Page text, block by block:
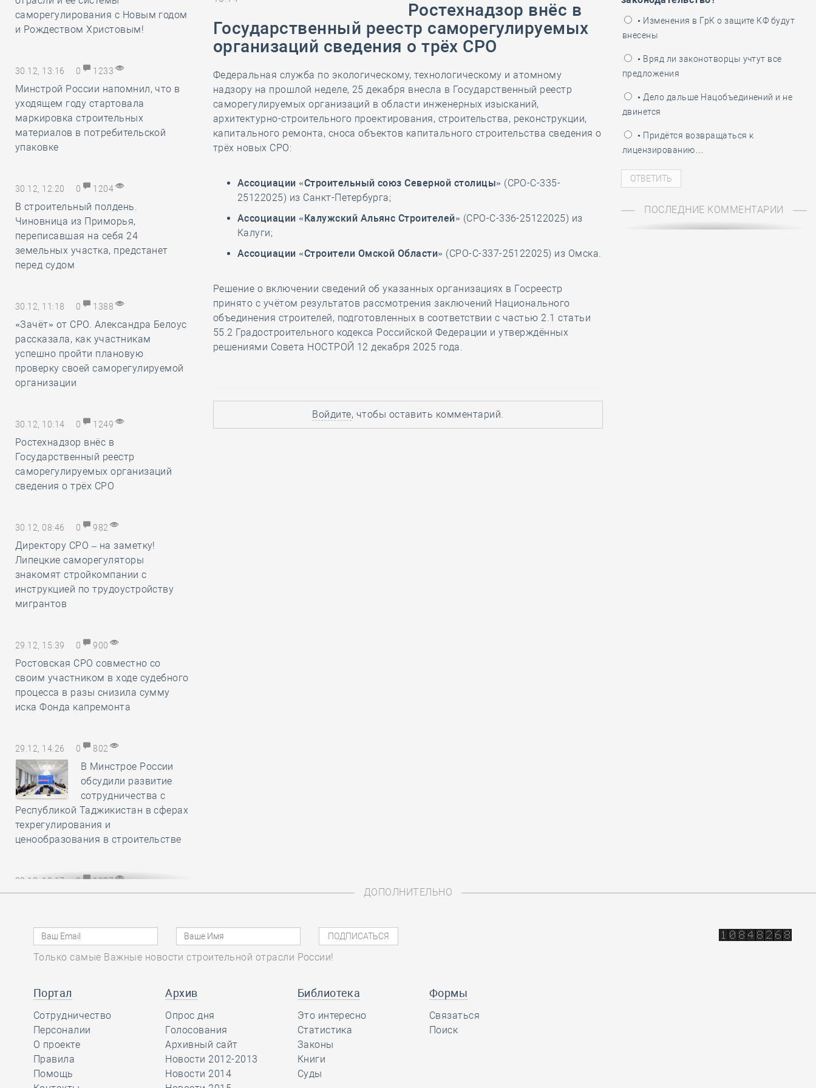
28 мая -День пограничника
саморегулирования с Новым годом
и Рождеством Христовым!
30.12, 13:16 0 1233
Минстрой России напомнил, что в
уходящем году стартовала
маркировка строительных
материалов в потребительской
упаковке
30.12, 12:20 0 1204
В строительный полдень.
Чиновница из Приморья,
переписавшая на себя 24
земельных участка, предстанет
перед судом
30.12, 11:18 0 1388
«Зачёт» от СРО. Александра Белоус
рассказала, как участникам
успешно пройти плановую
проверку своей саморегулируемой
организации
30.12, 10:14 0 1249
Ростехнадзор внёс в
Государственный реестр
саморегулируемых организаций
сведения о трёх СРО
30.12, 08:46 0 982
Директору СРО – на заметку!
Липецкие саморегуляторы
знакомят стройкомпании с
инструкцией по трудоустройству
мигрантов
29.12, 15:39 0 900
Ростовская СРО совместно со
своим участником в ходе судебного
процесса в разы снизила сумму
иска Фонда капремонта
29.12, 14:26 0 802
В Минстрое России
обсудили развитие
сотрудничества с
Республикой Таджикистан в сферах
техрегулирования и
ценообразования в строительстве
29.12, 13:17 0 1127
членов Единый стандарт
рассмотрения жалоб на
специалистов НРС
29.12, 12:20
В строительный полдень. Сразу две
станции новой линии метро
открыли в Культурной столице
Ростехнадзор внёс в
Государственный реестр саморегулируемых
организаций сведения о трёх СРО
Федеральная служба по экологическому, технологическому и атомному
надзору на прошлой неделе, 25 декабря внесла в Государственный реестр
саморегулируемых организаций в области инженерных изысканий,
архитектурно-строительного проектирования, строительства, реконструкции,
капитального ремонта, сноса объектов капитального строительства сведения о
трёх новых СРО:
Ассоциации «Строительный союз Северной столицы» (СРО-С-335-
25122025) из Санкт-Петербурга;
Ассоциации «Калужский Альянс Строителей» (СРО-С-336-25122025) из
Калуги;
Ассоциации «Строители Омской Области» (СРО-С-337-25122025) из Омска.
Решение о включении сведений об указанных организациях в Госреестр
принято с учётом результатов рассмотрения заключений Национального
объединения строителей, подготовленных в соответствии с частью 2.1 статьи
55.2 Градостроительного кодекса Российской Федерации и утверждённых
решениями Совета НОСТРОЙ 12 декабря 2025 года.
Войдите, чтобы оставить комментарий.
• Изменения в ГрК о защите КФ будут
внесены
• Вряд ли законотворцы учтут все
предложения
• Дело дальше Нацобъединений и не
двинется
• Придётся возвращаться к
лицензированию…
ПОСЛЕДНИЕ КОММЕНТАРИИ
ДОПОЛНИТЕЛЬНО
Только самые Важные новости строительной отрасли России!
Портал
Сотрудничество
Персоналии
О проекте
Правила
Помощь
Архив
Опрос дня
Голосования
Архивный сайт
Новости 2012-2013
Новости 2014
Библиотека
Это интересно
Статистика
Законы
Книги
Суды
Формы
Связаться
Поиск